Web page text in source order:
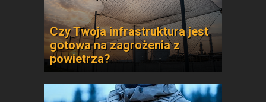
Czy Twoja infrastruktura jest
gotowa na zagrożenia z
powietrza?